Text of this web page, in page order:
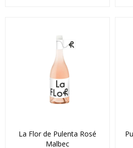
La Flor de Pulenta Rosé
Malbec